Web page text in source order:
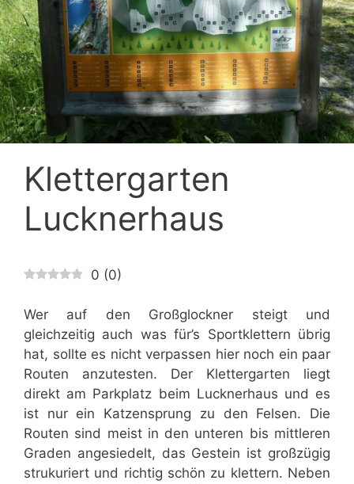
Klettergarten
Lucknerhaus
0 (0)
Wer auf den Großglockner steigt und
gleichzeitig auch was für’s Sportklettern übrig
hat, sollte es nicht verpassen hier noch ein paar
Routen anzutesten. Der Klettergarten liegt
direkt am Parkplatz beim Lucknerhaus und es
ist nur ein Katzensprung zu den Felsen. Die
Routen sind meist in den unteren bis mittleren
Graden angesiedelt, das Gestein ist großzügig
strukuriert und richtig schön zu klettern. Neben